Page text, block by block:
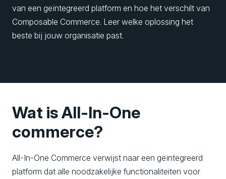
van een geïntegreerd platform en hoe het verschilt van
Composable Commerce. Leer welke oplossing het
beste bij jouw organisatie past.
Wat is All-In-One
commerce?
All-In-One Commerce verwijst naar een geïntegreerd
platform dat alle noodzakelijke functionaliteiten voor